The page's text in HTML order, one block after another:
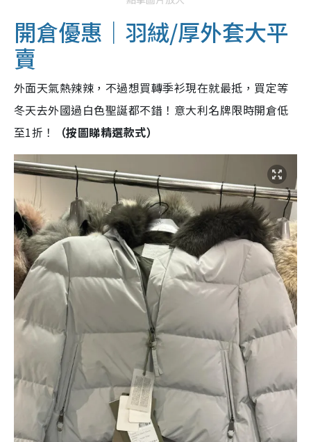
開倉優惠｜羽絨/厚外套大平
賣
外面天氣熱辣辣，不過想買轉季衫現在就最抵，買定等
冬天去外國過白色聖誕都不錯！意大利名牌限時開倉低
至1折！
（按圖睇精選款式）